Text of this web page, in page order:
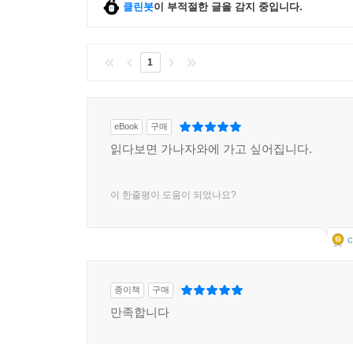
클린봇이 부적절한 글을 감지 중입니다.
1
eBook 구매
읽다보면 가나자와에 가고 싶어집니다.
이 한줄평이 도움이 되었나요?
종이책 구매
만족합니다